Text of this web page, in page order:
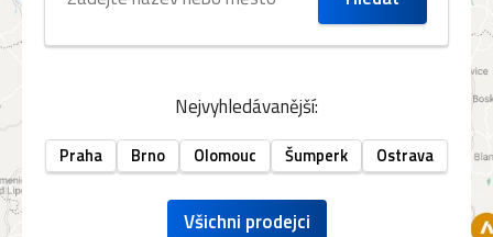
Nejvyhledávanější:
Praha Brno Olomouc Šumperk Ostrava
Všichni prodejci